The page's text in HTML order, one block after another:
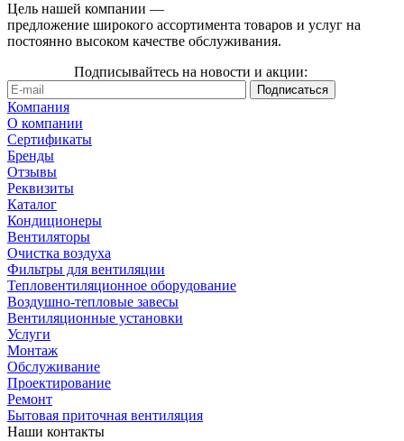
Цель нашей компании —
предложение широкого ассортимента товаров и услуг на
постоянно высоком качестве обслуживания.
Подписывайтесь на новости и акции:
Компания
О компании
Сертификаты
Бренды
Отзывы
Реквизиты
Каталог
Кондиционеры
Вентиляторы
Очистка воздуха
Фильтры для вентиляции
Тепловентиляционное оборудование
Воздушно-тепловые завесы
Вентиляционные установки
Услуги
Монтаж
Обслуживание
Проектирование
Ремонт
Бытовая приточная вентиляция
Наши контакты